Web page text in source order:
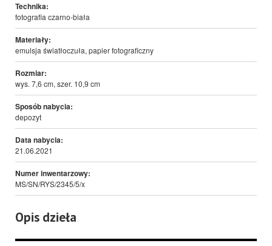
Technika:
fotografia czarno-biała
Materiały:
emulsja światłoczuła, papier fotograficzny
Rozmiar:
wys. 7,6 cm, szer. 10,9 cm
Sposób nabycia:
depozyt
Data nabycia:
21.06.2021
Numer inwentarzowy:
MS/SN/RYS/2345/5/x
Opis dzieła